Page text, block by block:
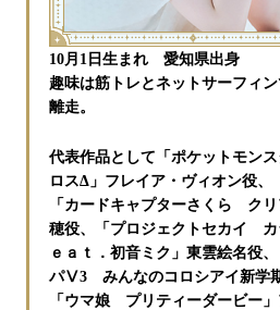
10月1日生まれ 愛知県出身
趣味は筋トレとネットサーフィ
離走。
代表作品として「ポケットモン
ロスΔ」フレイア・ヴィオン役、
「カードキャプターさくら ク
穂役、「プロジェクトセカイ
ｅａｔ．初音ミク」東雲絵名役
パⅤ3 みんなのコロシアイ新学期
「ウマ娘 プリティーダービー」